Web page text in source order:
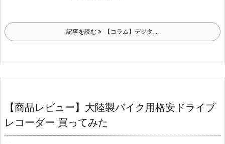
記事を読む 【コラム】デジタ ...
【商品レビュー】大陸製バイク用格安ドライブ
レコーダー 買ってみた